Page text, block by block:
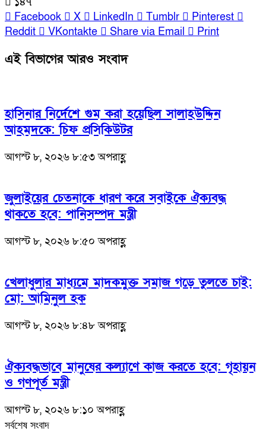
Facebook
X LinkedIn Tumblr
Pinterest
Reddit
VKontakte Share via Email Print
এই বিভাগের আরও সংবাদ
হাসিনার নির্দেশে গুম করা হয়েছিল সালাহউদ্দিন
আহমদকে: চিফ প্রসিকিউটর
আগস্ট ৮, ২০২৬ ৮:৫৩ অপরাহ্ণ
জুলাইয়ের চেতনাকে ধারণ করে সবাইকে ঐক্যবদ্ধ
থাকতে হবে: পানিসম্পদ মন্ত্রী
আগস্ট ৮, ২০২৬ ৮:৫০ অপরাহ্ণ
খেলাধুলার মাধ্যমে মাদকমুক্ত সমাজ গড়ে তুলতে চাই:
মো: আমিনুল হক
আগস্ট ৮, ২০২৬ ৮:৪৮ অপরাহ্ণ
ঐক্যবদ্ধভাবে মানুষের কল্যাণে কাজ করতে হবে: গৃহায়ন
ও গণপূর্ত মন্ত্রী
আগস্ট ৮, ২০২৬ ৮:১০ অপরাহ্ণ
সর্বশেষ সংবাদ